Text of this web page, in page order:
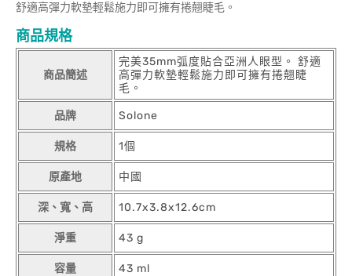
舒適高彈力軟墊輕鬆施力即可擁有捲翹睫毛。
商品規格
商品簡述
完美35mm弧度貼合亞洲人眼型。 舒適
高彈力軟墊輕鬆施力即可擁有捲翹睫
毛。
品牌 Solone
規格 1個
原產地 中國
深、寬、高 10.7x3.8x12.6cm
淨重 43 g
容量 43 ml